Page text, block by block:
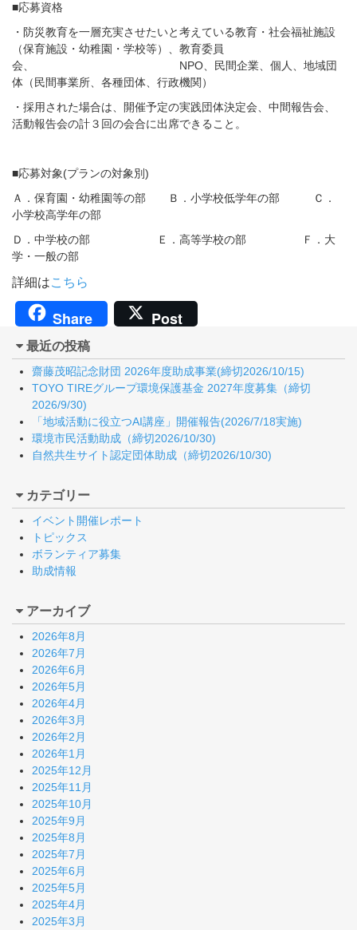
■応募資格
・防災教育を一層充実させたいと考えている教育・社会福祉施設
（保育施設・幼稚園・学校等）、教育委員
会、 NPO、民間企業、個人、地域団
体（民間事業所、各種団体、行政機関）
・採用された場合は、開催予定の実践団体決定会、中間報告会、
活動報告会の計３回の会合に出席できること。
■応募対象(プランの対象別)
Ａ．保育園・幼稚園等の部 Ｂ．小学校低学年の部 Ｃ．
小学校高学年の部
Ｄ．中学校の部 Ｅ．高等学校の部 Ｆ．大
学・一般の部
詳細はこちら
Share Post
最近の投稿
齋藤茂昭記念財団 2026年度助成事業(締切2026/10/15)
TOYO TIREグループ環境保護基金 2027年度募集（締切
2026/9/30)
「地域活動に役立つAI講座」開催報告(2026/7/18実施)
環境市民活動助成（締切2026/10/30)
自然共生サイト認定団体助成（締切2026/10/30)
カテゴリー
イベント開催レポート
トピックス
ボランティア募集
助成情報
アーカイブ
2026年8月
2026年7月
2026年6月
2026年5月
2026年4月
2026年3月
2026年2月
2026年1月
2025年12月
2025年11月
2025年10月
2025年9月
2025年8月
2025年7月
2025年6月
2025年5月
2025年4月
2025年3月